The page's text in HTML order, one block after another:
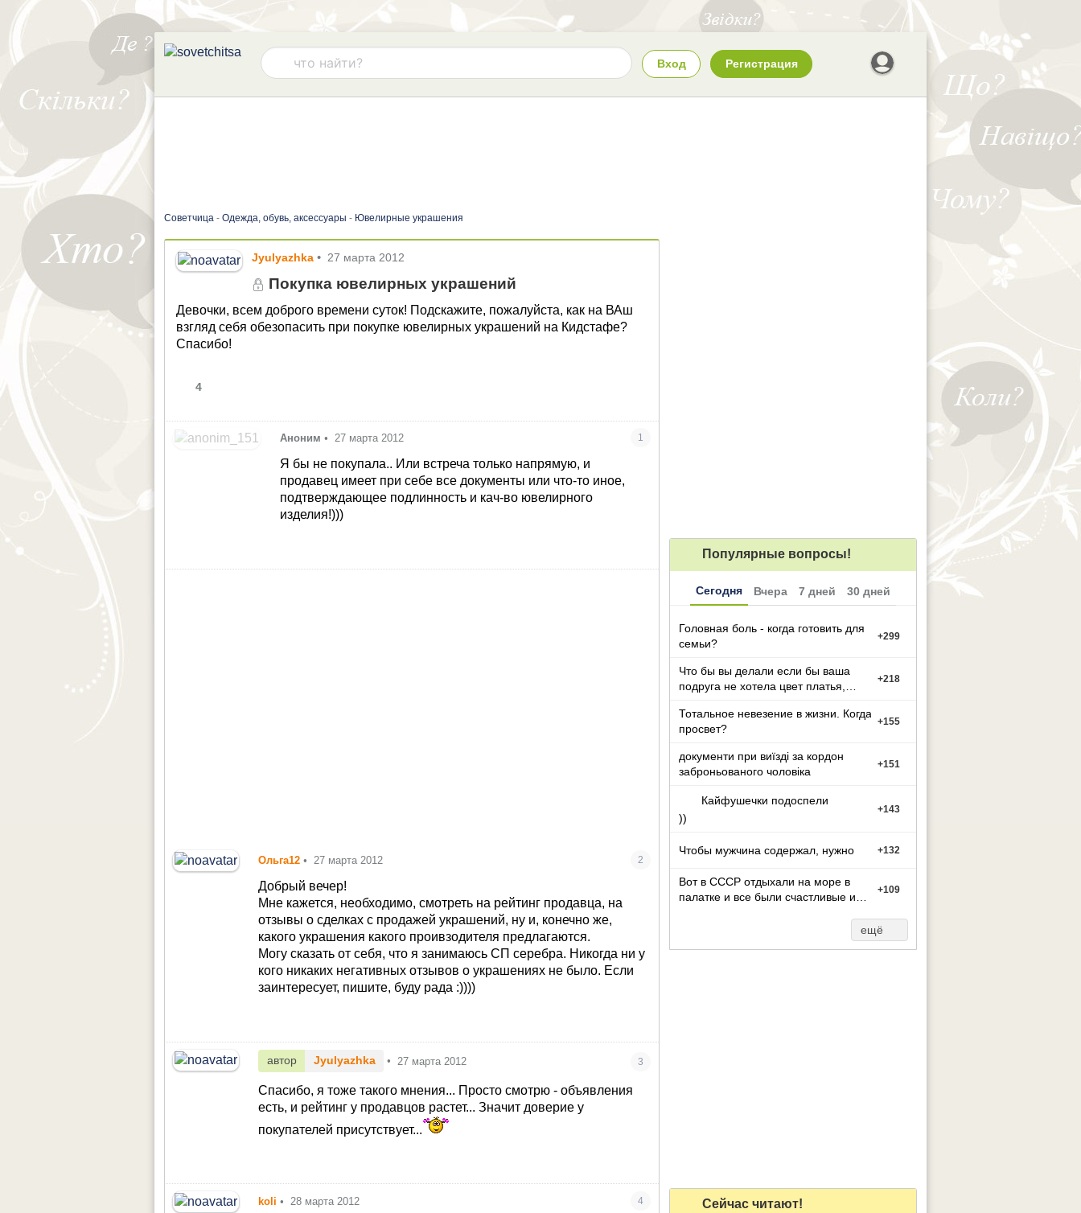
Вход Регистрация
Советчица - Одежда, обувь, аксессуары - Ювелирные украшения
Jyulyazhka • 27 марта 2012
Покупка ювелирных украшений
Девочки, всем доброго времени суток! Подскажите, пожалуйста, как на ВАш
взгляд себя обезопасить при покупке ювелирных украшений на Кидстафе?
Спасибо!
4
Аноним • 27 марта 2012 1
Я бы не покупала.. Или встреча только напрямую, и
продавец имеет при себе все документы или что-то иное,
подтверждающее подлинность и кач-во ювелирного
изделия!)))
Ольга12 • 27 марта 2012 2
Добрый вечер!
Мне кажется, необходимо, смотреть на рейтинг продавца, на
отзывы о сделках с продажей украшений, ну и, конечно же,
какого украшения какого проивзодителя предлагаются.
Могу сказать от себя, что я занимаюсь СП серебра. Никогда ни у
кого никаких негативных отзывов о украшениях не было. Если
заинтересует, пишите, буду рада :))))
автор Jyulyazhka • 27 марта 2012 3
Спасибо, я тоже такого мнения... Просто смотрю - объявления
есть, и рейтинг у продавцов растет... Значит доверие у
покупателей присутствует...
koli • 28 марта 2012 4
Популярные вопросы!
Сегодня Вчера 7 дней 30 дней
Головная боль - когда готовить для
семьи?
+299
Что бы вы делали если бы ваша
подруга не хотела цвет платья,
+218
Тотальное невезение в жизни. Когда
просвет?
+155
документи при виїзді за кордон
заброньованого чоловіка
+151
Кайфушечки подоспели
))
+143
Чтобы мужчина содержал, нужно +132
Вот в СССР отдыхали на море в
палатке и все были счастливые и
+109
ещё
Сейчас читают!